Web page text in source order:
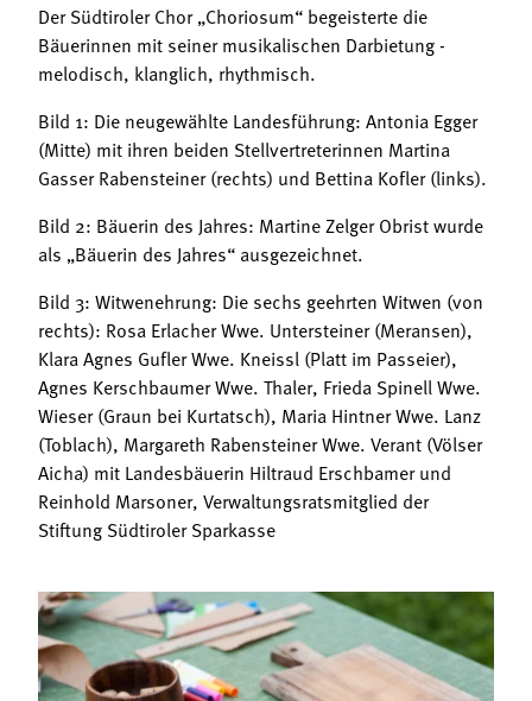
Der Südtiroler Chor „Choriosum“ begeisterte die
Bäuerinnen mit seiner musikalischen Darbietung -
melodisch, klanglich, rhythmisch.
Bild 1: Die neugewählte Landesführung: Antonia Egger
(Mitte) mit ihren beiden Stellvertreterinnen Martina
Gasser Rabensteiner (rechts) und Bettina Kofler (links).
Bild 2: Bäuerin des Jahres: Martine Zelger Obrist wurde
als „Bäuerin des Jahres“ ausgezeichnet.
Bild 3: Witwenehrung: Die sechs geehrten Witwen (von
rechts): Rosa Erlacher Wwe. Untersteiner (Meransen),
Klara Agnes Gufler Wwe. Kneissl (Platt im Passeier),
Agnes Kerschbaumer Wwe. Thaler, Frieda Spinell Wwe.
Wieser (Graun bei Kurtatsch), Maria Hintner Wwe. Lanz
(Toblach), Margareth Rabensteiner Wwe. Verant (Völser
Aicha) mit Landesbäuerin Hiltraud Erschbamer und
Reinhold Marsoner, Verwaltungsratsmitglied der
Stiftung Südtiroler Sparkasse